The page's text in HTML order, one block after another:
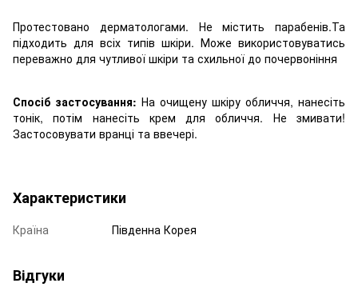
Протестовано дерматологами. Не містить парабенів.Та
підходить для всіх типів шкіри. Може використовуватись
переважно для чутливої шкіри та схильної до почервоніння
Спосіб застосування: На очищену шкіру обличчя, нанесіть
тонік, потім нанесіть крем для обличчя. Не змивати!
Застосовувати вранці та ввечері.
Характеристики
Країна Південна Корея
Відгуки